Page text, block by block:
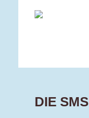
DIE